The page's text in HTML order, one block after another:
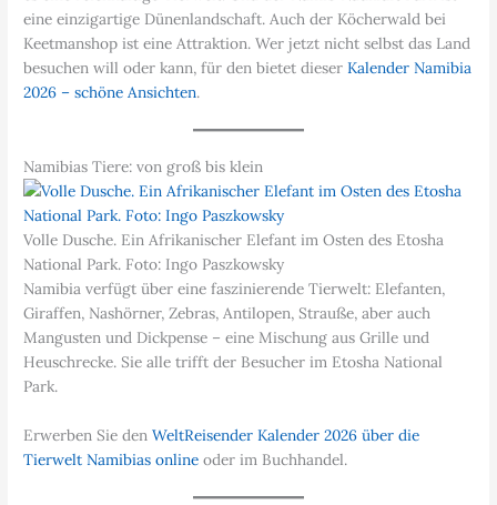
eine einzigartige Dünenlandschaft. Auch der Köcherwald bei
Keetmanshop ist eine Attraktion. Wer jetzt nicht selbst das Land
besuchen will oder kann, für den bietet dieserKalender Namibia
2026 – schöne Ansichten.
Namibias Tiere: von groß bis klein
Volle Dusche. Ein Afrikanischer Elefant im Osten des Etosha
National Park. Foto: Ingo Paszkowsky
Namibia verfügt über eine faszinierende Tierwelt: Elefanten,
Giraffen, Nashörner, Zebras, Antilopen, Strauße, aber auch
Mangusten und Dickpense – eine Mischung aus Grille und
Heuschrecke. Sie alle trifft der Besucher im Etosha National
Park.
Erwerben Sie denWeltReisender Kalender 2026 über die
Tierwelt Namibias online oder im Buchhandel.